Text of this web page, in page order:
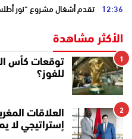
12:36 تقدم أشغال مشروع “نور أطلس بودنيب”
الأكثر مشاهدة
1
توقعات كأس
للفوز؟
2
العلاقات
إستراتيجي لا